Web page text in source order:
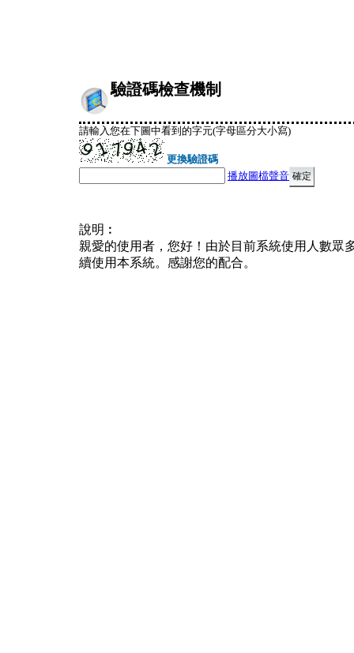
驗證碼檢查機制
請輸入您在下圖中看到的字元(字母區分大小寫)
更換驗證碼
播放圖檔聲音
說明︰
親愛的使用者，您好！由於目前系統使用人數眾
續使用本系統。感謝您的配合。